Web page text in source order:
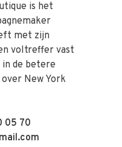
is het
met zijn
voltreffer vast
in de betere
New York
05 70